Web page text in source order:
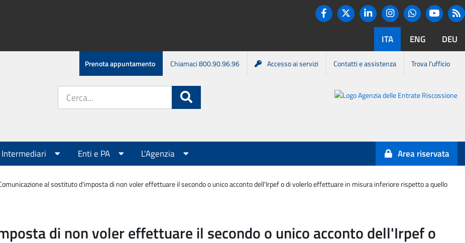
Twitter
LinkedinInstagram
ITA ENG DEU
Prenota appuntamento Chiamaci 800.90.96.96 Accesso ai servizi Contatti e assistenza Trova l'ufficio
sito:
Agenzia
Entrate-
Riscossione
Intermediari Enti e PA L'Agenzia Area riservata
al sostituto d'imposta di non voler effettuare il secondo o unico acconto dell'Irpef o di volerlo effettuare in misura inferiore rispetto a quello
di non voler effettuare il secondo o unico acconto dell'Irpef o